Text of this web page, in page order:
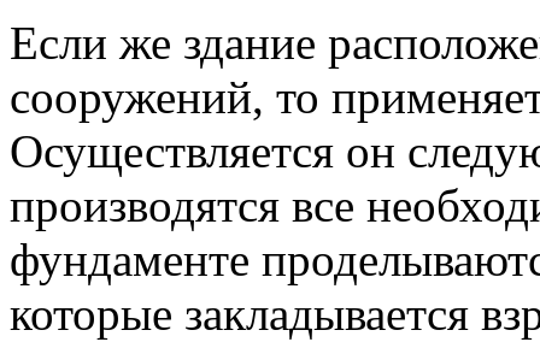
Если же здание
сооружений, то
Осуществляется он
производятся все
фундаменте
которые закладывается